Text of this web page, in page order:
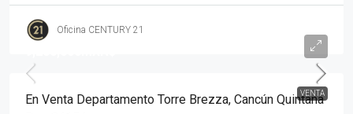
Oficina CENTURY 21
VENTA
En Venta Departamento Torre Brezza, Cancún Quintana